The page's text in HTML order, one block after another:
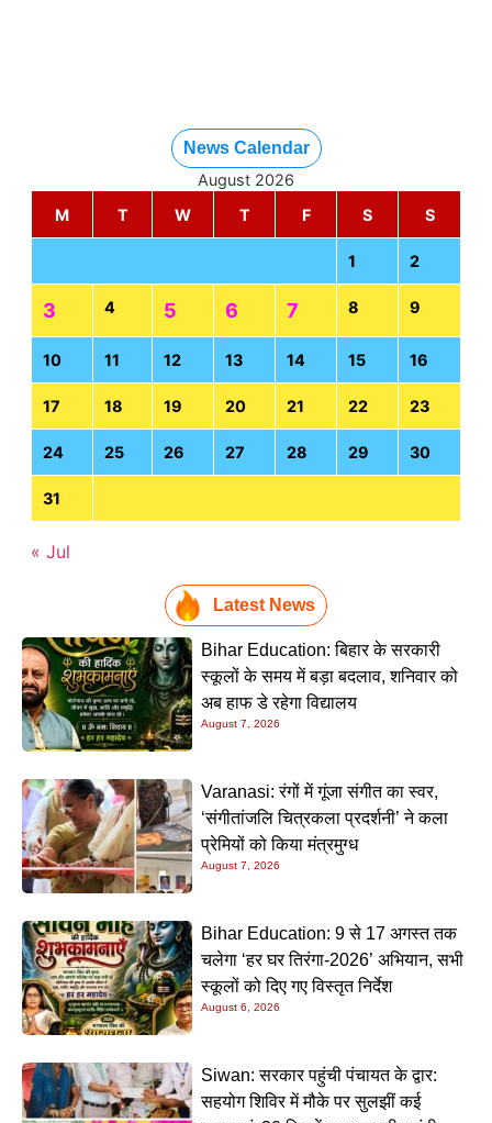
News Calendar
August 2026
M
T W T F S S
1 2
3 4 5 6 7 8 9
10 11 12 13 14 15 16
17 18 19 20 21 22 23
24 25 26 27 28 29 30
31
« Jul
Latest News
Bihar Education: बिहार के सरकारी
स्कूलों के समय में बड़ा बदलाव, शनिवार को
अब हाफ डे रहेगा विद्यालय
August 7, 2026
Varanasi: रंगों में गूंजा संगीत का स्वर,
‘संगीतांजलि चित्रकला प्रदर्शनी’ ने कला
प्रेमियों को किया मंत्रमुग्ध
August 7, 2026
Bihar Education: 9 से 17 अगस्त तक
चलेगा ‘हर घर तिरंगा-2026’ अभियान, सभी
स्कूलों को दिए गए विस्तृत निर्देश
August 6, 2026
Siwan: सरकार पहुंची पंचायत के द्वार:
सहयोग शिविर में मौके पर सुलझीं कई